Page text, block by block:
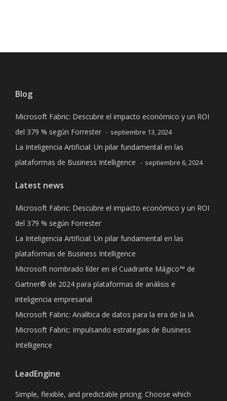
Blog
Microsoft Fabric: Descubre el impacto económico y un ROI
del 379 % según Forrester
septiembre 13, 2024
La Inteligencia Artificial: Un pilar fundamental en las
plataformas de Business Intelligence
septiembre 6, 2024
Latest news
Microsoft Fabric: Descubre el impacto económico y un ROI
del 379 % según Forrester
La Inteligencia Artificial: Un pilar fundamental en las
plataformas de Business Intelligence
Microsoft nombrado líder en el Cuadrante Mágico™ de
Gartner® de 2024 para plataformas de análisis e
inteligencia empresarial
Microsoft Fabric: Analítica de datos para la era de la IA
Microsoft Fabric: Impulsando estrategias de Business
Intelligence
LeadEngine
Simple, flexible, and predictable pricing. Choose which